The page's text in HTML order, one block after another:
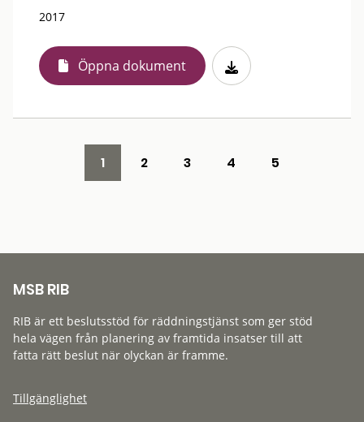
2017
Öppna dokument
1 2 3 4 5
MSB RIB
RIB är ett beslutsstöd för räddningstjänst som ger stöd
hela vägen från planering av framtida insatser till att
fatta rätt beslut när olyckan är framme.
Tillgänglighet